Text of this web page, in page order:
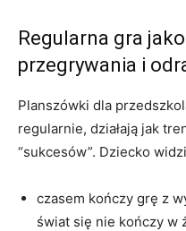
Regularna gra
przegrywania i
Planszówki dla
regularnie, działają jak
“sukcesów”. Dziecko
czasem kończy grę z
świat się nie kończy w